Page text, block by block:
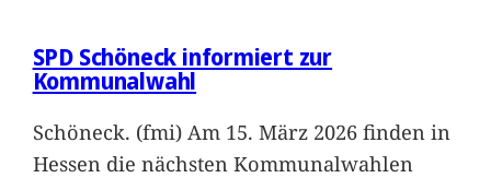
SPD Schöneck informiert zur
Kommunalwahl
Schöneck. (fmi) Am 15. März 2026 finden in
Hessen die nächsten Kommunalwahlen